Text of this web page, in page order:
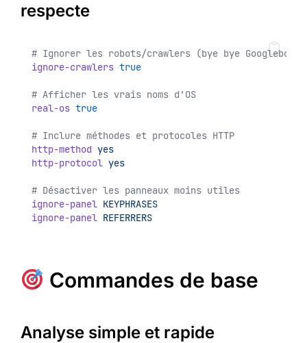
respecte
# Ignorer les robots/crawlers (bye bye Googlebot)
ignore-crawlers true
# Afficher les vrais noms d'OS
real-os true
# Inclure méthodes et protocoles HTTP
http-method yes
http-protocol yes
# Désactiver les panneaux moins utiles
ignore-panel KEYPHRASES
ignore-panel REFERRERS
Commandes de base
Analyse simple et rapide